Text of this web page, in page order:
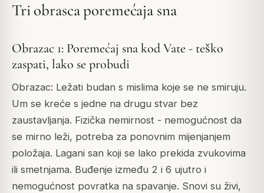
Tri obrasca poremećaja sna
Obrazac 1: Poremećaj sna kod Vate - teško
zaspati, lako se probudi
Obrazac: Ležati budan s mislima koje se ne smiruju.
Um se kreće s jedne na drugu stvar bez
zaustavljanja. Fizička nemirnost - nemogućnost da
se mirno leži, potreba za ponovnim mijenjanjem
položaja. Lagani san koji se lako prekida zvukovima
ili smetnjama. Buđenje između 2 i 6 ujutro i
nemogućnost povratka na spavanje. Snovi su živi,